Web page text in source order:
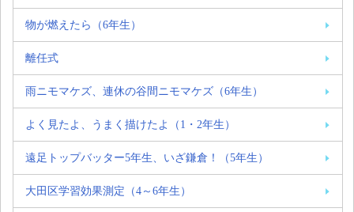
物が燃えたら（6年生）
離任式
雨ニモマケズ、連休の谷間ニモマケズ（6年生）
よく見たよ、うまく描けたよ（1・2年生）
遠足トップバッター5年生、いざ鎌倉！（5年生）
大田区学習効果測定（4～6年生）